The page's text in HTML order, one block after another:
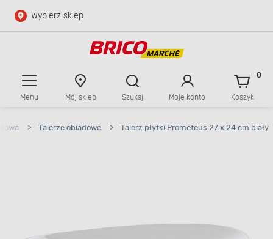
Przejdź do głównej zawartości
Wybierz sklep
Menu Mój sklep Szukaj Moje konto Koszyk
0
> Talerze obiadowe > Talerz płytki Prometeus 27 x 24 cm biały